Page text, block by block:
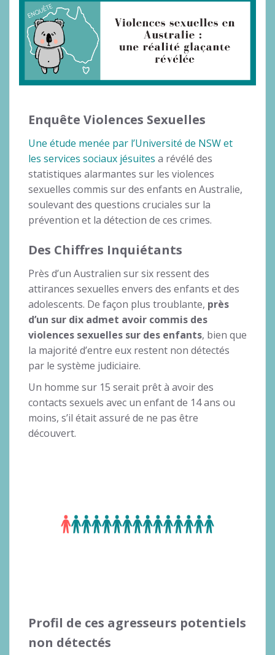
Enquête Violences Sexuelles
Une étude menée par l’Université de NSW et
les services sociaux jésuites a révélé des
statistiques alarmantes sur les violences
sexuelles commis sur des enfants en Australie,
soulevant des questions cruciales sur la
prévention et la détection de ces crimes.
Des Chiffres Inquiétants
Près d’un Australien sur six ressent des
attirances sexuelles envers des enfants et des
adolescents. De façon plus troublante, près
d’un sur dix admet avoir commis des
violences sexuelles sur des enfants, bien que
la majorité d’entre eux restent non détectés
par le système judiciaire.
Un homme sur 15 serait prêt à avoir des
contacts sexuels avec un enfant de 14 ans ou
moins, s’il était assuré de ne pas être
découvert.
Profil de ces agresseurs potentiels
non détectés